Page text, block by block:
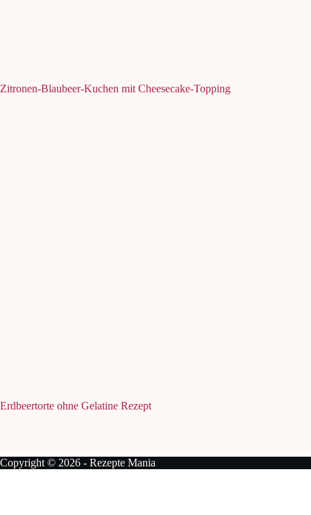
Zitronen-Blaubeer-Kuchen mit Cheesecake-Topping
Erdbeertorte ohne Gelatine Rezept
Copyright © 2026 - Rezepte Mania